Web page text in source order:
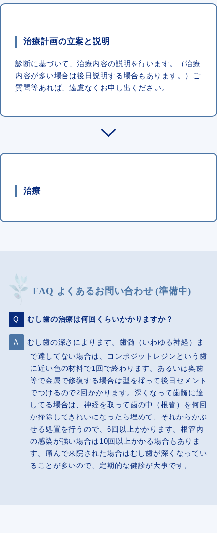
治療計画の立案と説明
診断に基づいて、治療内容の説明を行います。（治療
内容が多い場合は後日説明する場合もあります。）ご
質問等あれば、遠慮なくお申し出ください。
治療
FAQ よくあるお問い合わせ (準備中)
むし歯の治療は何回くらいかかりますか？
むし歯の深さによります。歯髄（いわゆる神経）ま
で達してない場合は、コンポジットレジンという歯
に近い色の材料で1回で終わります。あるいは奥歯
等で金属で修復する場合は型を採って後日セメント
でつけるので2回かかります。深くなって歯髄に達
してる場合は、神経を取って歯の中（根管）を何回
か掃除してきれいになったら埋めて、それからかぶ
せる処置を行うので、6回以上かかります。根管内
の感染が強い場合は10回以上かかる場合もありま
す。痛んで来院された場合はむし歯が深くなってい
ることが多いので、定期的な健診が大事です。